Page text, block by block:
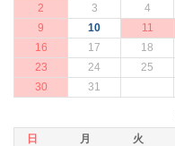
2
3 4
9
10 11
16
17 18
23
24 25
30
31
日
月 火